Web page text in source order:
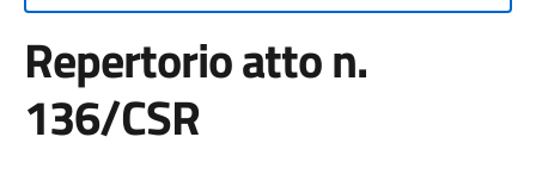
Repertorio atto n.
136/CSR